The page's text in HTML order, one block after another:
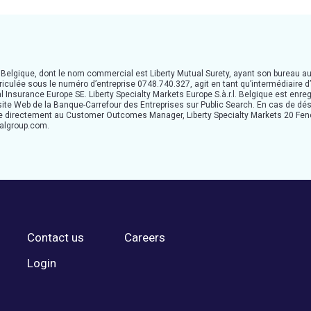
dont le nom commercial est Liberty Mutual Surety, ayant son bureau au
sous le numéro d’entreprise 0748.740.327, agit en tant qu’intermédiaire
Europe SE. Liberty Specialty Markets Europe S.à.r.l. Belgique est
Web de la Banque-Carrefour des Entreprises sur Public Search. En cas de
au Customer Outcomes Manager, Liberty Specialty Markets 20
Contact us
Careers
Login